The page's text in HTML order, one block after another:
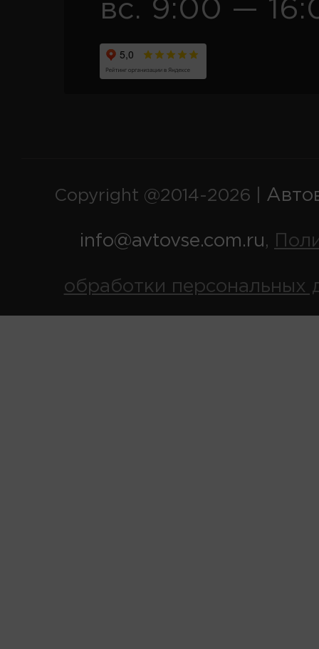
вс. 9:00 —
Copyright @2014-2026 |
info@avtovse.com.ru,
обработки персональных